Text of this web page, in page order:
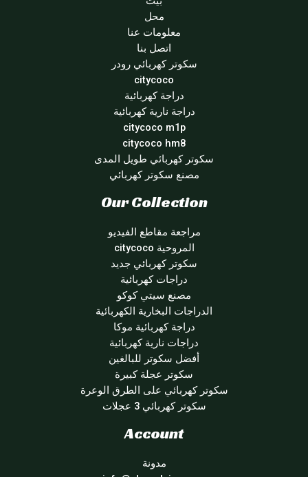
محل
معلومات عنا
اتصل بنا
سكوتر كهربائي رودر
citycoco
دراجة كهربائية
دراجة نارية كهربائية
citycoco m1p
citycoco hm8
سكوتر كهربائي طويل المدى
مصنع سكوتر كهربائي
Our Collection
مراجعة مقاطع الفيديو
المروحية citycoco
سكوتر كهربائي جديد
دراجات كهربائية
مصنع سيتي كوكو
الدراجات البخارية الكهربائية
دراجة كهربائية موكا
دراجات نارية كهربائية
أفضل سكوتر للبالغين
سكوتر عجلة كبيرة
سكوتر كهربائي على الطرق الوعرة
سكوتر كهربائي 3 عجلات
Account
مدونة